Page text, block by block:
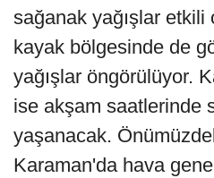
sağanak yağışlar
kayak bölgesinde de
yağışlar öngörülüyor.
ise akşam saatlerinde
yaşanacak.
Karaman'da hava